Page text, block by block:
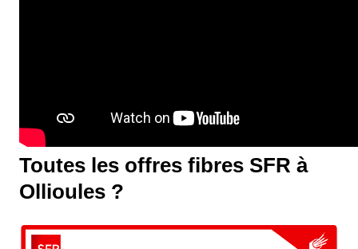
Toutes les offres fibres SFR à
Ollioules ?